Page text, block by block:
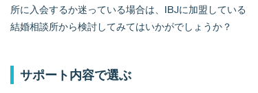
所に入会するか迷っている場合は、IBJに加盟している
結婚相談所から検討してみてはいかがでしょうか？
サポート内容で選ぶ